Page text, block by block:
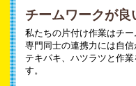
チームワークが良
私たちの片付け作業はチー
専門同士の連携力には自信
テキパキ、ハツラツと作
す。